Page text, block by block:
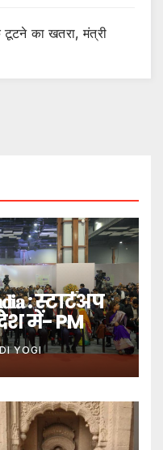
का खतरा, मंत्री
: स्टार्टअप
में- PM
YOGI